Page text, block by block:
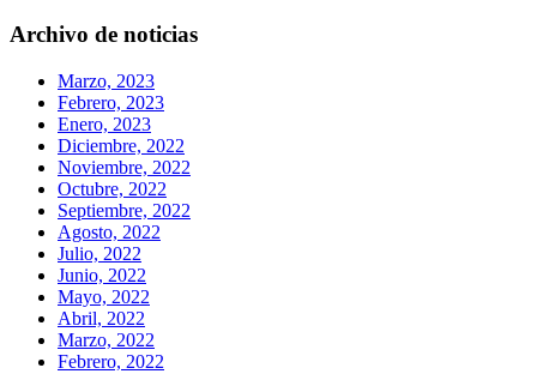
Archivo de noticias
Marzo, 2023
Febrero, 2023
Enero, 2023
Diciembre, 2022
Noviembre, 2022
Octubre, 2022
Septiembre, 2022
Agosto, 2022
Julio, 2022
Junio, 2022
Mayo, 2022
Abril, 2022
Marzo, 2022
Febrero, 2022